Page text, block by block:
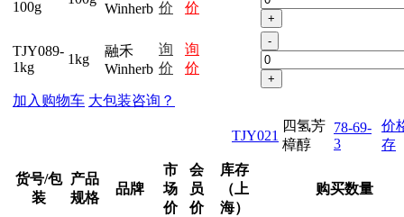
100g
Winherb 价
价
+
TJY089-
1kg
1kg
融禾
Winherb
询
价
询
价
-
+
加入购物车 大包装咨询？
TJY021
四氢芳
樟醇
78-69-
3
价
存
货号/包
装
产品
规格
品牌
市
场
价
会
员
价
库存
（上
海）
购买数量